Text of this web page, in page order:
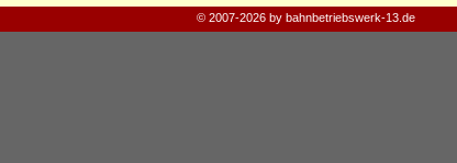
© 2007-2026 by bahnbetriebswerk-13.de